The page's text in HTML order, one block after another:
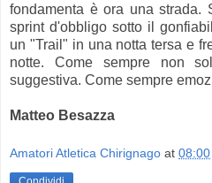
fondamenta è ora una strada.
sprint d'obbligo sotto il
un "Trail" in una notta tersa e
notte. Come sempre non
suggestiva. Come sempre
Matteo Besazza
Amatori Atletica Chirignago at 08:00